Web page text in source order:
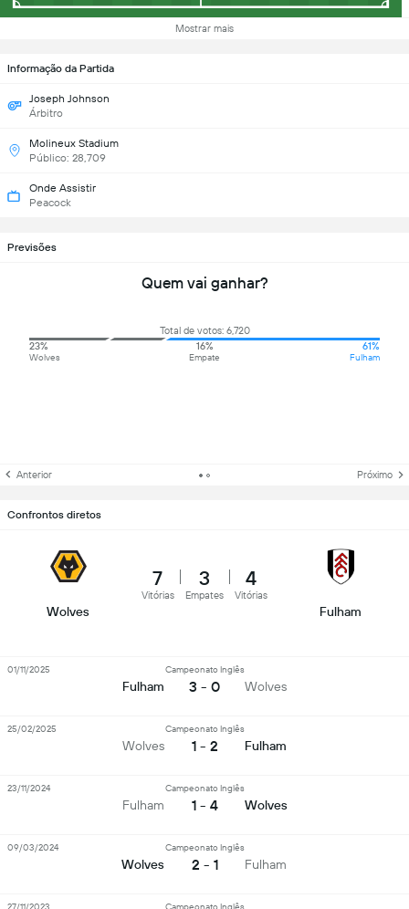
Mostrar mais
Informação da Partida
Joseph Johnson
Árbitro
Molineux Stadium
Público: 28,709
Onde Assistir
Peacock
Previsões
Quem vai ganhar?
Total de votos: 6,720
23%
Wolves
16%
Empate
61%
Fulham
Anterior Próximo
Confrontos diretos
Wolves
7
Vitórias
3
Empates
4
Vitórias
Fulham
Fulham
Campeonato Inglês
3 - 0 Wolves
01/11/2025
Wolves
Campeonato Inglês
1 - 2 Fulham
25/02/2025
Fulham
Campeonato Inglês
1 - 4 Wolves
23/11/2024
Wolves
Campeonato Inglês
2 - 1 Fulham
09/03/2024
Campeonato Inglês
27/11/2023